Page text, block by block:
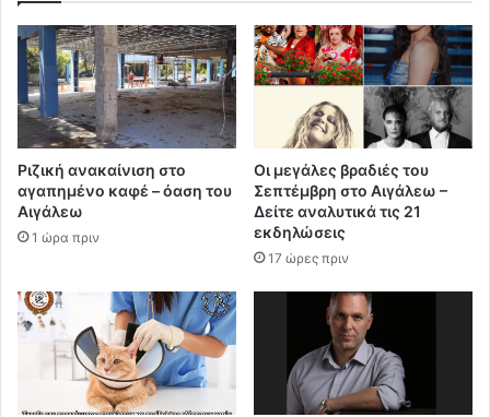
Ριζική ανακαίνιση στο
αγαπημένο καφέ – όαση του
Αιγάλεω
1 ώρα πριν
Οι μεγάλες βραδιές του
Σεπτέμβρη στο Αιγάλεω –
Δείτε αναλυτικά τις 21
εκδηλώσεις
17 ώρες πριν